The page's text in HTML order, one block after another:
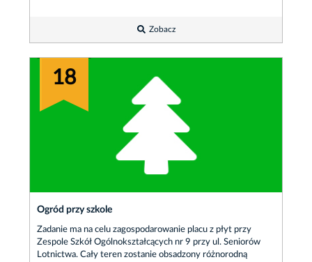
Zobacz
18
Ogród przy szkole
Zadanie ma na celu zagospodarowanie placu z płyt przy
Zespole Szkół Ogólnokształcących nr 9 przy ul. Seniorów
Lotnictwa. Cały teren zostanie obsadzony różnorodną